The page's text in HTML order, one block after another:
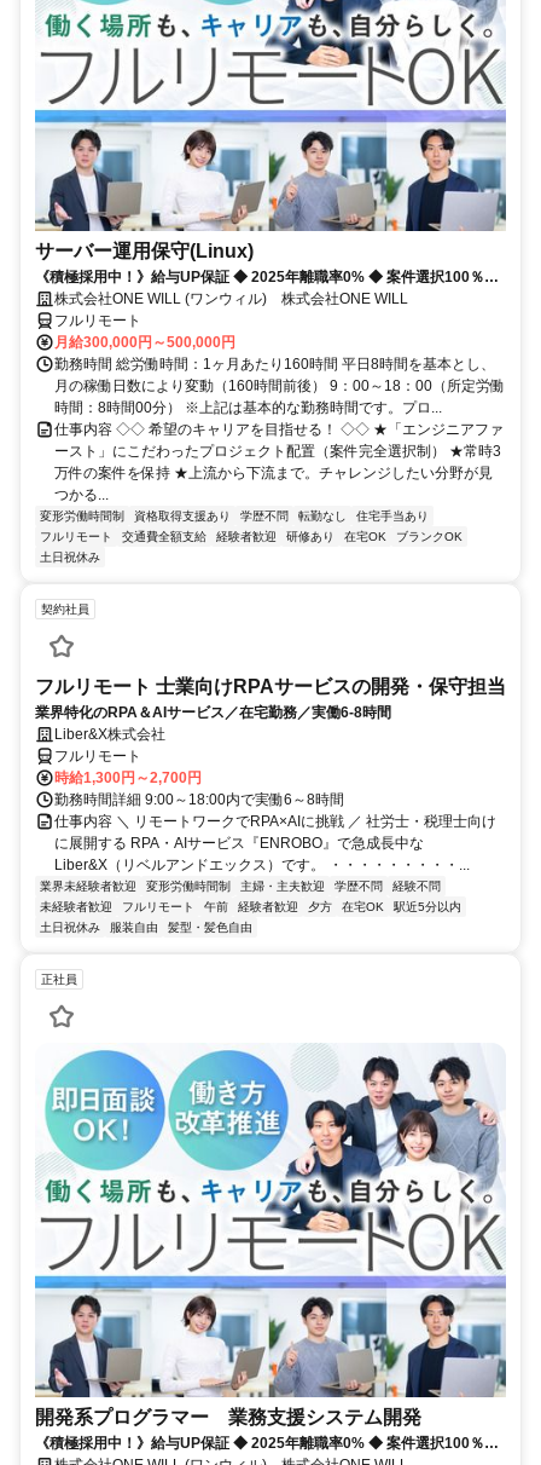
サーバー運用保守(Linux)
《積極採用中！》給与UP保証 ◆ 2025年離職率0% ◆ 案件選択100％！
◆ 平均残業7時間！
株式会社ONE WILL (ワンウィル) 株式会社ONE WILL
フルリモート
月給300,000円～500,000円
勤務時間 総労働時間：1ヶ月あたり160時間 平日8時間を基本とし、
月の稼働日数により変動（160時間前後） 9：00～18：00（所定労働
時間：8時間00分） ※上記は基本的な勤務時間です。プロ...
仕事内容 ◇◇ 希望のキャリアを目指せる！ ◇◇ ★「エンジニアファ
ースト」にこだわったプロジェクト配置（案件完全選択制） ★常時3
万件の案件を保持 ★上流から下流まで。チャレンジしたい分野が見
つかる...
変形労働時間制 資格取得支援あり 学歴不問 転勤なし
住宅手当あり
フルリモート
交通費全額支給 経験者歓迎 研修あり 在宅OK
ブランクOK
土日祝休み
契約社員
フルリモート 士業向けRPAサービスの開発・保守担当
業界特化のRPA＆AIサービス／在宅勤務／実働6-8時間
Liber&X株式会社
フルリモート
時給1,300円～2,700円
勤務時間詳細 9:00～18:00内で実働6～8時間
仕事内容 ＼ リモートワークでRPA×AIに挑戦 ／ 社労士・税理士向け
に展開する RPA・AIサービス『ENROBO』で急成長中な
Liber&X（リベルアンドエックス）です。 ・・・・・・・・・...
業界未経験者歓迎 変形労働時間制 主婦・主夫歓迎 学歴不問
経験不問
未経験者歓迎
フルリモート 午前 経験者歓迎 夕方 在宅OK
駅近5分以内
土日祝休み
服装自由 髪型・髪色自由
正社員
開発系プログラマー 業務支援システム開発
《積極採用中！》給与UP保証 ◆ 2025年離職率0% ◆ 案件選択100％！